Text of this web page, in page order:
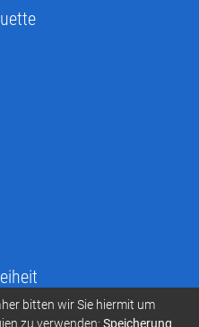
bitten wir Sie hiermit um
zu verwenden: Speicherung